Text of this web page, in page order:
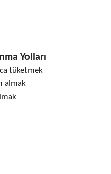
Yolları
tüketmek
almak